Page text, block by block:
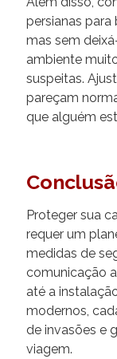
persianas para
mas sem
ambiente
suspeitas.
pareçam
que alguém
Proteger sua
requer um
medidas de
comunicação
até a
modernos,
de invasões e
viagem.